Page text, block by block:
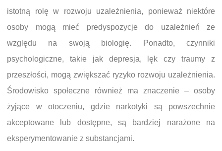
istotną rolę w rozwoju uzależnienia, ponieważ niektóre
osoby mogą mieć predyspozycje do uzależnień ze
względu na swoją biologię. Ponadto, czynniki
psychologiczne, takie jak depresja, lęk czy traumy z
przeszłości, mogą zwiększać ryzyko rozwoju uzależnienia.
Środowisko społeczne również ma znaczenie – osoby
żyjące w otoczeniu, gdzie narkotyki są powszechnie
akceptowane lub dostępne, są bardziej narażone na
eksperymentowanie z substancjami.